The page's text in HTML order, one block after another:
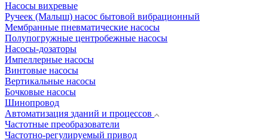
Насосы вихревые
Ручеек (Малыш) насос бытовой вибрационный
Мембранные пневматические насосы
Полупогружные центробежные насосы
Насосы-дозаторы
Импеллерные насосы
Винтовые насосы
Вертикальные насосы
Бочковые насосы
Шинопровод
Автоматизация зданий и процессов
Частотные преобразователи
Частотно-регулируемый привод